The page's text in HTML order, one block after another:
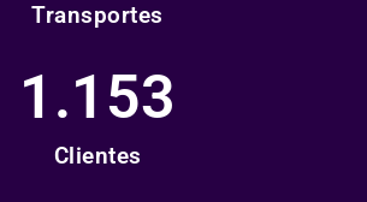
Transportes
Clientes
1.153